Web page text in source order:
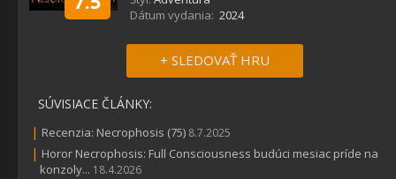
Dátum vydania: 2024
+ SLEDOVAŤ HRU
SÚVISIACE ČLÁNKY:
| Recenzia: Necrophosis (75) 8.7.2025
| Horor Necrophosis: Full Consciousness budúci mesiac príde na
konzoly... 18.4.2026